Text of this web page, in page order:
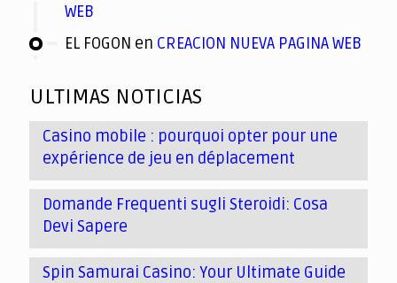
WEB
EL FOGON en CREACION NUEVA PAGINA WEB
ULTIMAS NOTICIAS
Casino mobile : pourquoi opter pour une
expérience de jeu en déplacement
Domande Frequenti sugli Steroidi: Cosa
Devi Sapere
Spin Samurai Casino: Your Ultimate Guide